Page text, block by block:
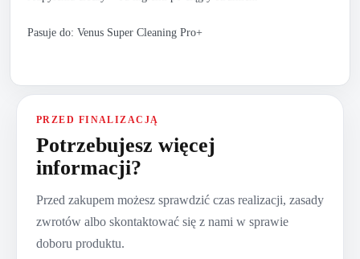
Pasuje do: Venus Super Cleaning Pro+
PRZED FINALIZACJĄ
Potrzebujesz więcej
informacji?
Przed zakupem możesz sprawdzić czas realizacji, zasady
zwrotów albo skontaktować się z nami w sprawie
doboru produktu.